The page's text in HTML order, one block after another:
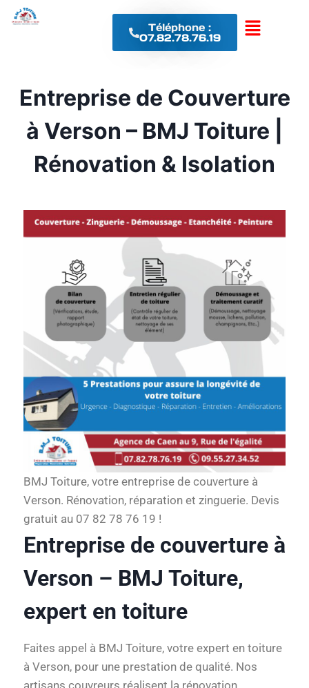
Téléphone :
07.82.78.76.19
Entreprise de Couverture
à Verson – BMJ Toiture |
Rénovation & Isolation
BMJ Toiture, votre entreprise de couverture à
Verson. Rénovation, réparation et zinguerie. Devis
gratuit au 07 82 78 76 19 !
Entreprise de couverture à
Verson – BMJ Toiture,
expert en toiture
Faites appel à BMJ Toiture, votre expert en toiture
à Verson, pour une prestation de qualité. Nos
artisans couvreurs réalisent la rénovation,